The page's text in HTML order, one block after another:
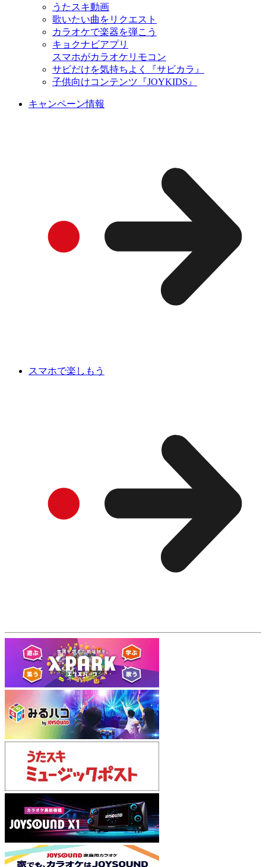
うたスキ動画
歌いたい曲をリクエスト
カラオケで楽器を弾こう
キョクナビアプリ
スマホがカラオケリモコン
サビだけを気持ちよく『サビカラ』
子供向けコンテンツ『JOYKIDS』
キャンペーン情報
スマホで楽しもう